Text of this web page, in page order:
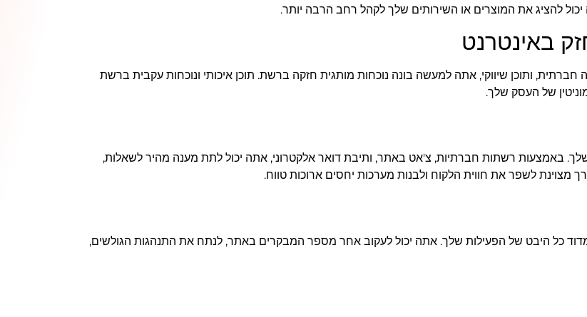
להציג את המוצרים או השירותים שלך לקהל רחב הרבה יותר.
באינטרנט
חברתית, ותוכן שיווקי, אתה למעשה בונה נוכחות מותגית חזקה ברשת. תוכן איכותי ונוכחות עקבית ברשת
של העסק שלך.
באמצעות רשתות חברתיות, צ'אט באתר, ותיבת דואר אלקטרוני, אתה יכול לתת מענה מהיר לשאלות,
מצוינת לשפר את חווית הלקוח ולבנות מערכות יחסים ארוכות טווח.
כל היבט של הפעילות שלך. אתה יכול לעקוב אחר מספר המבקרים באתר, לנתח את התנהגות הגולשים,